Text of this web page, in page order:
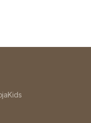
Kids